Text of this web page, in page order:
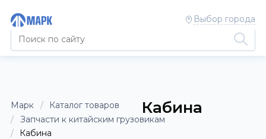
Выбор города
Марк
Каталог товаров
Запчасти к китайским грузовикам
Кабина
Кабина